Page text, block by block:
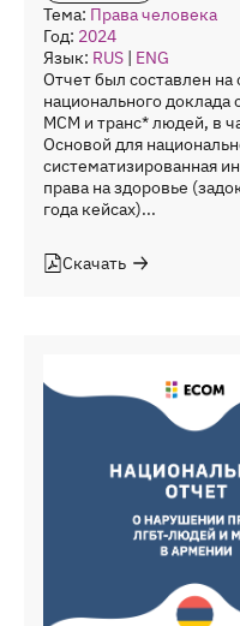
Тема: Права человека
Год: 2024
Язык: RUS | ENG
Отчет был составлен
национального доклада
МСМ и транс* людей, в
Основой для
систематизированная
права на здоровье
года кейсах)...
Скачать